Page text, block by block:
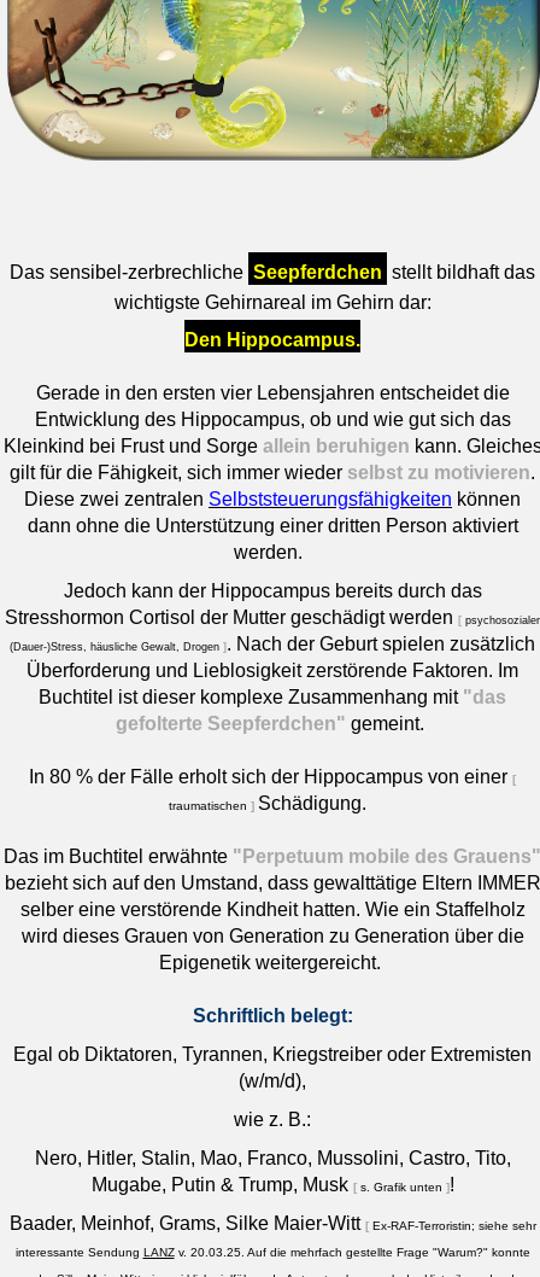
Das sensibel-zerbrechliche Seepferdchen stellt bildhaft das
wichtigste Gehirnareal im Gehirn dar:
Den Hippocampus.
Gerade in den ersten vier Lebensjahren entscheidet die
Entwicklung des Hippocampus, ob und wie gut sich das
Kleinkind bei Frust und Sorge allein beruhigen kann.
gilt für die Fähigkeit, sich immer wieder selbst zu motivieren.
Diese zwei zentralen Selbststeuerungsfähigkeiten können
dann ohne die Unterstützung einer dritten Person aktiviert
werden.
Jedoch kann der Hippocampus bereits durch das
Stresshormon Cortisol der Mutter geschädigt werden
[ psychosozialer
(Dauer-)Stress, häusliche Gewalt, Drogen ] . Nach der Geburt spielen zusätzlich
Überforderung und Lieblosigkeit zerstörende Faktoren. Im
Buchtitel ist dieser komplexe Zusammenhang mit "das
gefolterte Seepferdchen" gemeint.
In 80 % der Fälle erholt sich der Hippocampus von einer [
traumatischen ] Schädigung.
Das im Buchtitel erwähnte "Perpetuum mobile des Grauens"
bezieht sich auf den Umstand, dass gewalttätige Eltern IMMER
selber eine verstörende Kindheit hatten. Wie ein Staffelholz
wird dieses Grauen von Generation zu Generation über die
Epigenetik weitergereicht.
Schriftlich belegt:
Egal ob Diktatoren, Tyrannen, Kriegstreiber oder Extremisten
(w/m/d),
wie z. B.:
Nero, Hitler, Stalin, Mao, Franco, Mussolini, Castro, Tito,
Mugabe, Putin & Trump, Musk [s. Grafik unten ]!
Baader, Meinhof, Grams, Silke Maier-Witt [Ex-RAF-Terroristin; siehe sehr
interessante Sendung LANZv. 20.03.25. Auf die mehrfach gestellte Frage "Warum?" konnte